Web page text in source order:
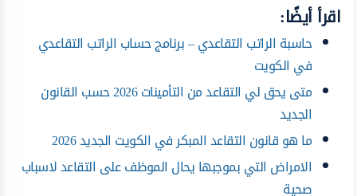
اقرأ أيضًا:
حاسبة الراتب التقاعدي – برنامج حساب الراتب التقاعدي
في الكويت
متى يحق لي التقاعد من التأمينات 2026 حسب القانون
الجديد
ما هو قانون التقاعد المبكر في الكويت الجديد 2026
الامراض التي بموجبها يحال الموظف على التقاعد لاسباب
صحية